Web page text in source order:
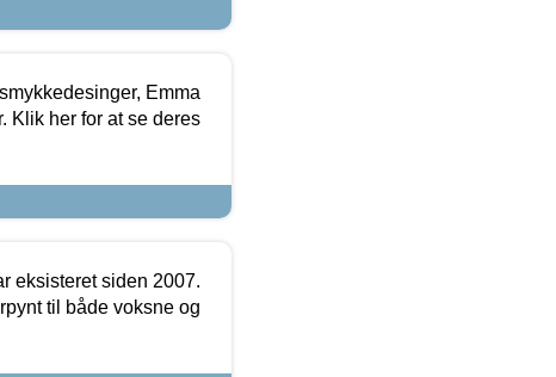
Emma
Klik her for at se deres
eksisteret siden 2007.
til både voksne og